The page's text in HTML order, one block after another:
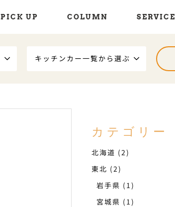
PICK UP COLUMN SERVICE
キッチンカー一覧から選ぶ
カテゴリー
北海道 (2)
東北 (2)
岩手県 (1)
宮城県 (1)